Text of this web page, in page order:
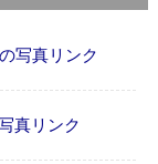
写真リンク
真リンク